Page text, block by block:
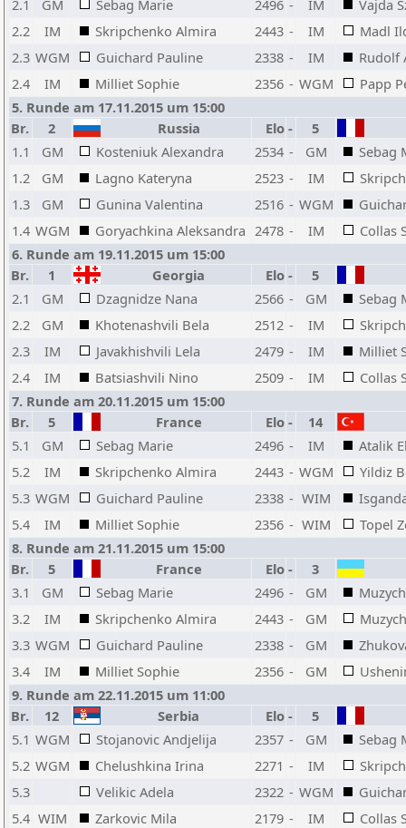
2.1 GM Sebag Marie 2496 - IM
Vajda
2.2
IM Skripchenko Almira 2443 - IM
Madl
2.3 WGM Guichard Pauline 2338 - IM
Rudolf
2.4
IM Milliet Sophie 2356 - WGM
Papp
5. Runde am 17.11.2015 um 15:00
Br.
2 Russia Elo -
5
1.1
GM Kosteniuk Alexandra 2534 - GM
Sebag
1.2
GM Lagno Kateryna 2523 - IM
1.3
GM Gunina Valentina 2516 - WGM
1.4 WGM Goryachkina Aleksandra 2478 - IM
Collas
6. Runde am 19.11.2015 um 15:00
Br.
1 Georgia Elo -
5
2.1
GM Dzagnidze Nana 2566 - GM
Sebag
2.2
GM Khotenashvili Bela 2512 - IM
2.3
IM Javakhishvili Lela 2479 - IM
Milliet
2.4
IM Batsiashvili Nino 2509 - IM
Collas
7. Runde am 20.11.2015 um 15:00
Br.
5 France Elo -
14
5.1
GM Sebag Marie 2496 - IM
Atalik
5.2
IM Skripchenko Almira 2443 - WGM
Yildiz
5.3 WGM Guichard Pauline 2338 - WIM
5.4
IM Milliet Sophie 2356 - WIM
Topel
8. Runde am 21.11.2015 um 15:00
Br.
5 France Elo - 3
3.1
GM Sebag Marie 2496 - GM
3.2
IM Skripchenko Almira 2443 - GM
3.3 WGM Guichard Pauline 2338 - GM
3.4
IM Milliet Sophie 2356 - GM
9. Runde am 22.11.2015 um 11:00
Br.
12 Serbia Elo -
5
5.1 WGM Stojanovic Andjelija 2357 - GM
Sebag
5.2 WGM Chelushkina Irina 2271 - IM
5.3
Velikic Adela 2322 - WGM
5.4 WIM Zarkovic Mila 2179 - IM Collas